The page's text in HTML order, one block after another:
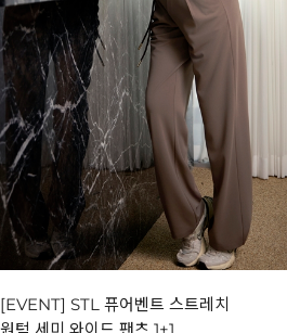
[EVENT] STL 퓨어벤트 스트레치